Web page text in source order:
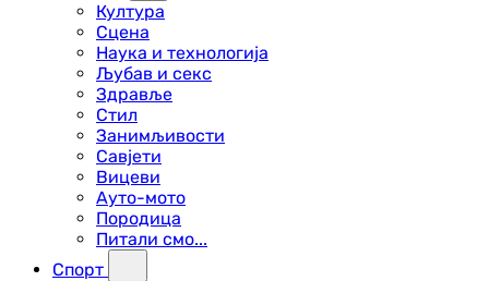
Култура
Сцена
Наука и технологија
Љубав и секс
Здравље
Стил
Занимљивости
Савјети
Вицеви
Ауто-мото
Породица
Питали смо...
Спорт